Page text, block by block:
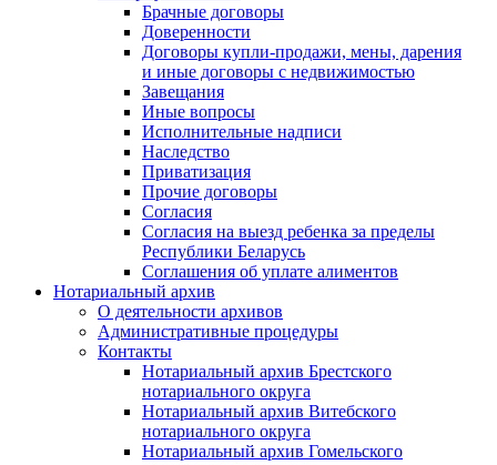
Брачные договоры
Доверенности
Договоры купли-продажи, мены, дарения
и иные договоры с недвижимостью
Завещания
Иные вопросы
Исполнительные надписи
Наследство
Приватизация
Прочие договоры
Согласия
Согласия на выезд ребенка за пределы
Республики Беларусь
Соглашения об уплате алиментов
Нотариальный архив
О деятельности архивов
Административные процедуры
Контакты
Нотариальный архив Брестского
нотариального округа
Нотариальный архив Витебского
нотариального округа
Нотариальный архив Гомельского